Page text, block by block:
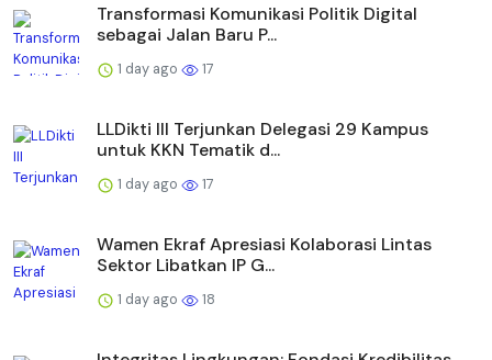
Transformasi Komunikasi Politik Digital
sebagai Jalan Baru P...
1 day ago 17
LLDikti III Terjunkan Delegasi 29 Kampus
untuk KKN Tematik d...
1 day ago 17
Wamen Ekraf Apresiasi Kolaborasi Lintas
Sektor Libatkan IP G...
1 day ago 18